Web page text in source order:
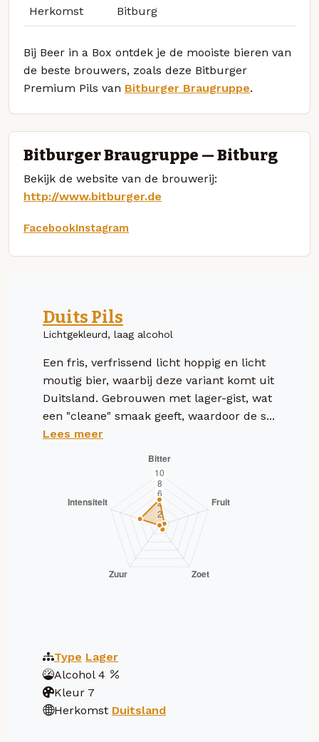
Herkomst Bitburg
Bij Beer in a Box ontdek je de mooiste bieren van
de beste brouwers, zoals deze Bitburger
Premium Pils van Bitburger Braugruppe.
Bitburger Braugruppe — Bitburg
Bekijk de website van de brouwerij:
http://www.bitburger.de
FacebookInstagram
Duits Pils
Lichtgekleurd, laag alcohol
Een fris, verfrissend licht hoppig en licht
moutig bier, waarbij deze variant komt uit
Duitsland. Gebrouwen met lager-gist, wat
een "cleane" smaak geeft, waardoor de s...
Lees meer
Type Lager
Alcohol 4
Kleur 7
Herkomst Duitsland